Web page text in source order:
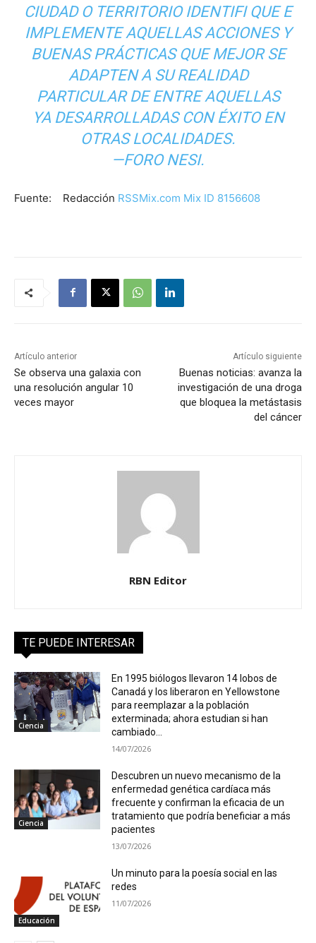
CIUDAD O TERRITORIO IDENTIFI QUE E
IMPLEMENTE AQUELLAS ACCIONES Y
BUENAS PRÁCTICAS QUE MEJOR SE
ADAPTEN A SU REALIDAD
PARTICULAR DE ENTRE AQUELLAS
YA DESARROLLADAS CON ÉXITO EN
OTRAS LOCALIDADES.
—FORO NESI.
Fuente: Redacción RSSMix.com Mix ID 8156608
Artículo anterior
Se observa una galaxia con
una resolución angular 10
veces mayor
Artículo siguiente
Buenas noticias: avanza la
investigación de una droga
que bloquea la metástasis
del cáncer
RBN Editor
TE PUEDE INTERESAR
Ciencia
En 1995 biólogos llevaron 14 lobos de
Canadá y los liberaron en Yellowstone
para reemplazar a la población
exterminada; ahora estudian si han
cambiado...
14/07/2026
Ciencia
Descubren un nuevo mecanismo de la
enfermedad genética cardíaca más
frecuente y confirman la eficacia de un
tratamiento que podría beneficiar a más
pacientes
13/07/2026
Educación
Un minuto para la poesía social en las
redes
11/07/2026